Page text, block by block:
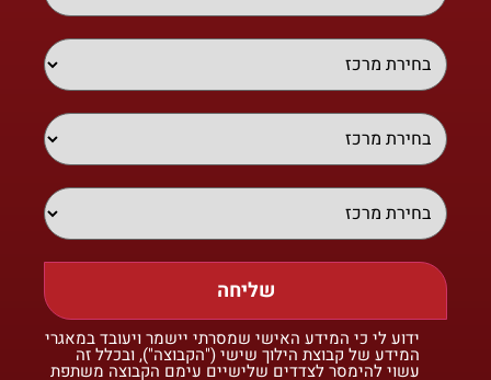
שליחה
ידוע לי כי המידע האישי שמסרתי יישמר ויעובד במאגרי
המידע של קבוצת הילוך שישי ("הקבוצה"), ובכלל זה
עשוי להימסר לצדדים שלישיים עימם הקבוצה משתפת